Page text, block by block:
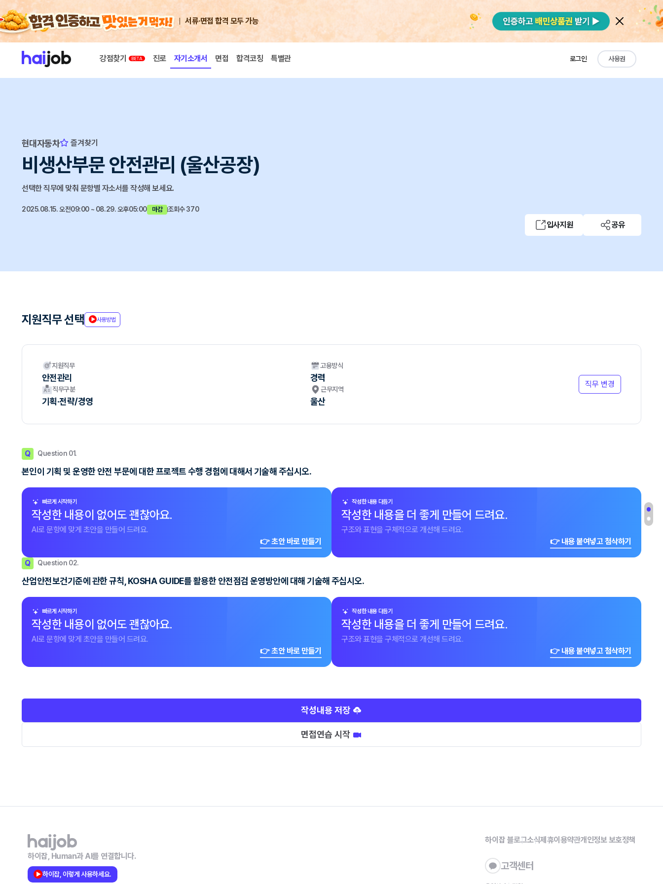
서류·면접 합격 모두 가능
강점찾기 진로 자기소개서 면접 합격코칭 특별관 로그인 사용권
현대자동차 즐겨찾기
비생산부문 안전관리 (울산공장)
선택한 직무에 맞춰 문항별 자소서를 작성해 보세요.
2025.08.15. 오전09:00 ~ 08.29. 오후05:00 마감 조회수 370
입사지원 공유
지원직무 선택 사용방법
지원직무
안전관리
고용방식
경력
직무구분
기획·전략/경영
근무지역
울산
직무 변경
Q Question 01.
본인이 기획 및 운영한 안전 부문에 대한 프로젝트 수행 경험에 대해서 기술해 주십시오.
빠르게 시작하기
작성한 내용이 없어도 괜찮아요.
AI로 문항에 맞게 초안을 만들어 드려요.
👉 초안 바로 만들기
작성한 내용 다듬기
작성한 내용을 더 좋게 만들어 드려요.
구조와 표현을 구체적으로 개선해 드려요.
👉 내용 붙여넣고 첨삭하기
Q Question 02.
산업안전보건기준에 관한 규칙, KOSHA GUIDE를 활용한 안전점검 운영방안에 대해 기술해 주십시오.
빠르게 시작하기
작성한 내용이 없어도 괜찮아요.
AI로 문항에 맞게 초안을 만들어 드려요.
👉 초안 바로 만들기
작성한 내용 다듬기
작성한 내용을 더 좋게 만들어 드려요.
구조와 표현을 구체적으로 개선해 드려요.
👉 내용 붙여넣고 첨삭하기
작성내용 저장
면접연습 시작
하이잡, Human과 AI를 연결합니다.
하이잡, 이렇게 사용하세요.
하이잡 블로그소식제휴이용약관개인정보 보호정책
고객센터